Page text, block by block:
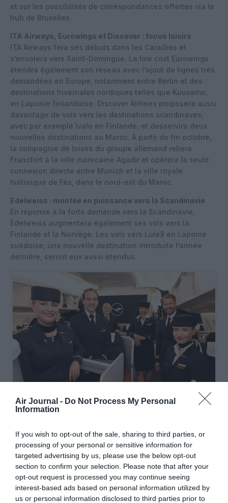
Air Journal - Do Not Process My Personal
Information
If you wish to opt-out of the sale, sharing to third parties, or
processing of your personal or sensitive information for
targeted advertising by us, please use the below opt-out
section to confirm your selection. Please note that after your
opt-out request is processed you may continue seeing
interest-based ads based on personal information utilized by
us or personal information disclosed to third parties prior to
et sur les possibilités de correspondances offertes via le
hub de Bruxelles.
ITA Airways, Eurowings et Discover : focus loisirs
ITA Airways fera ses débuts dans les Caraïbes et
s’envolera vers Saint-Domingue. La low cost Eurowings
étendra également son réseau avec l’ajout de lignes très
demandées en Europe, notamment entre Berlin et des
destinations hivernales nordiques telles que Kuusamo,
en Laponie finlandaise. Discover Airlines proposera aussi
davantage de vols vers les destinations scandinaves,
avec par exemple Ivalo en Finlande, et desservira deux
nouvelles destinations au Maroc. À partir de fin octobre,
la compagnie de loisirs du groupe allemand reliera
Francfort à la ville marocaine Agadir et opérera la seule
connexion directe entre Munich et la ville royale
historique de Fès, dans le nord-est du Maroc.
Edelweiss : montée en puissance vers la Scandinavie
En réponse à la forte demande vers la Scandinavie,
Edelweiss augmentera également ses vols vers la
Finlande et la Norvège. Les vols vers Luleå en Laponie
suédoise, une nouvelle destination introduite l’année
dernière, seront eux aussi étendus.
Vous avez apprécié l’article ?
Soutenez-nous, faites un don !